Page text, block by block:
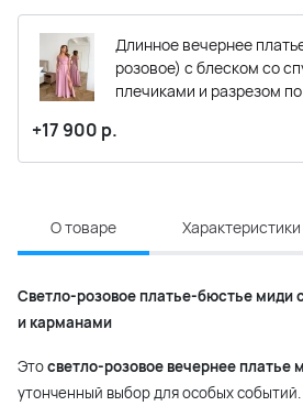
Длинное вечернее
розовое) с блеском со
плечиками и разрезом
+17 900 р.
О товаре Характеристики
Светло-розовое платье-бюстье миди
и карманами
Этосветло-розовое вечернее платье
утонченный выбор для особых